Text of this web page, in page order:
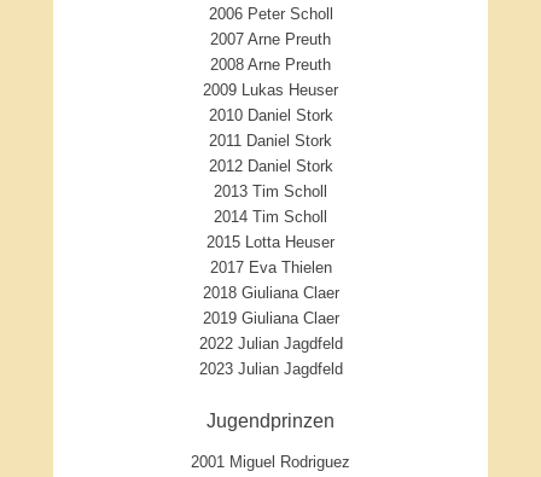
2006 Peter Scholl
2007 Arne Preuth
2008 Arne Preuth
2009 Lukas Heuser
2010 Daniel Stork
2011 Daniel Stork
2012 Daniel Stork
2013 Tim Scholl
2014 Tim Scholl
2015 Lotta Heuser
2017 Eva Thielen
2018 Giuliana Claer
2019 Giuliana Claer
2022 Julian Jagdfeld
2023 Julian Jagdfeld
Jugendprinzen
2001 Miguel Rodriguez